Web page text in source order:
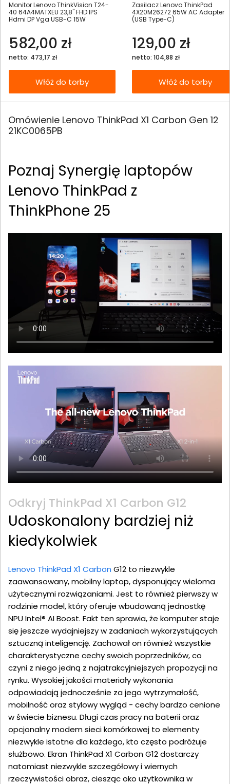
Monitor Lenovo ThinkVision T24-
40 64A4MATXEU 23,8" FHD IPS
Hdmi DP Vga USB-C 15W
582,00 zł
netto: 473,17 zł
Włóż do torby
Zasilacz Lenovo ThinkPad
4X20M26272 65W AC Adapter
(USB Type-C)
129,00 zł
netto: 104,88 zł
Włóż do torby
Omówienie Lenovo ThinkPad X1 Carbon Gen 12
21KC0065PB
Poznaj Synergię laptopów
Lenovo ThinkPad z
ThinkPhone 25
Odkryj ThinkPad X1 Carbon G12
Udoskonalony bardziej niż
kiedykolwiek
Lenovo ThinkPad X1 Carbon G12 to niezwykle
zaawansowany, mobilny laptop, dysponujący wieloma
użytecznymi rozwiązaniami. Jest to również pierwszy w
rodzinie model, który oferuje wbudowaną jednostkę
NPU Intel® AI Boost. Fakt ten sprawia, że komputer staje
się jeszcze wydajniejszy w zadaniach wykorzystujących
sztuczną inteligencję. Zachował on również wszystkie
charakterystyczne cechy swoich poprzedników, co
czyni z niego jedną z najatrakcyjniejszych propozycji na
rynku. Wysokiej jakości materiały wykonania
odpowiadają jednocześnie za jego wytrzymałość,
mobilność oraz stylowy wygląd - cechy bardzo cenione
w świecie biznesu. Długi czas pracy na baterii oraz
opcjonalny modem sieci komórkowej to elementy
niezwykle istotne dla każdego, kto często podróżuje
służbowo. Ekran ThinkPad X1 Carbon G12 dostarczy
natomiast niezwykle szczegółowy i wiernych
rzeczywistości obraz, ciesząc oko użytkownika w